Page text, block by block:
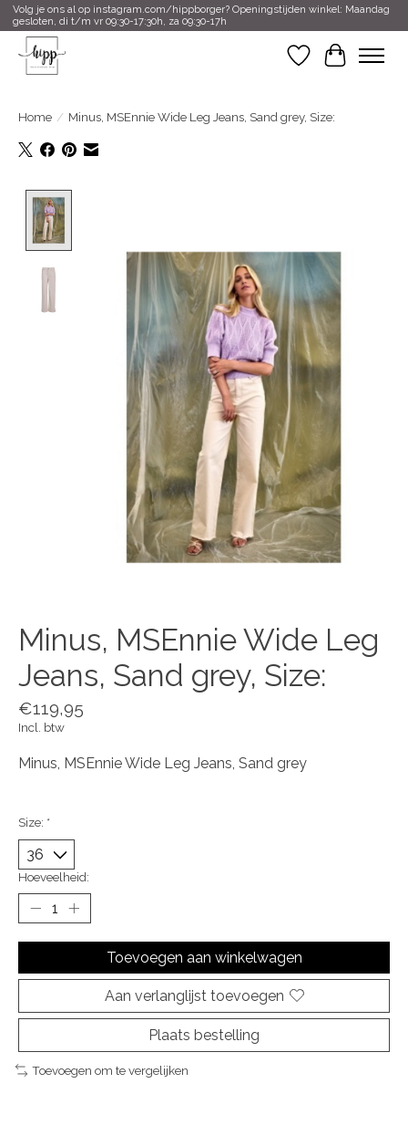
Volg je ons al op instagram.com/hippborger? Openingstijden winkel: Maandag
gesloten, di t/m vr 09:30-17:30h, za 09:30-17h
Verlanglijst
Home / Minus, MSEnnie Wide Leg Jeans, Sand grey, Size:
Minus, MSEnnie Wide Leg
Jeans, Sand grey, Size:
€119,95
Incl. btw
Minus, MSEnnie Wide Leg Jeans, Sand grey
Size: *
Hoeveelheid:
Toevoegen aan winkelwagen
Aan verlanglijst toevoegen
Plaats bestelling
Toevoegen om te vergelijken